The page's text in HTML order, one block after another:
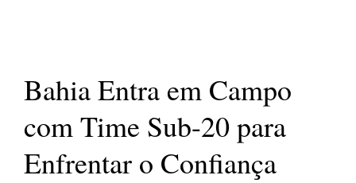
Bahia Entra em Campo
com Time Sub-20 para
Enfrentar o Confiança